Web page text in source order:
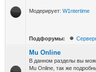
Модерирует: W1ntertime
Подфорумы:
Mu Online
В данном разделы вы
Mu Online, так же